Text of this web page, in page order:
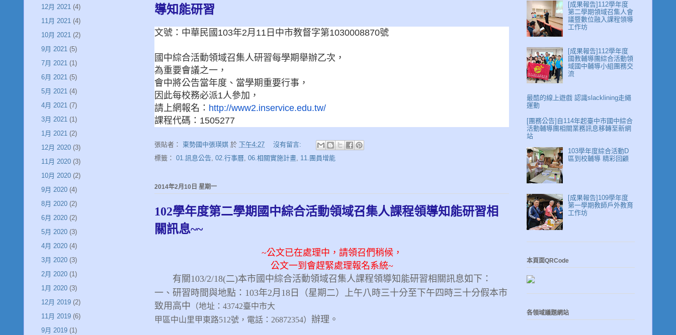
導知能研習
文號：中華民國103年2月11日中市教督字第1030008870號
國中綜合活動領域召集人研習每學期舉辦乙次，
為重要會議之一，
會中將公告當年度、當學期重要行事，
因此每校務必派1人參加，
請上網報名： http://www2.inservice.edu.tw/
課程代碼：1505277
張貼者： 東勢國中張瑛娸 於 下午4:27
沒有留言:
標籤： 01.訊息公告, 02.行事曆, 06.相關實施計畫, 11.團員增能
2014年2月10日 星期一
102學年度第二學期國中綜合活動領域召集人課程領導知能研習相
關訊息~~
~公文已在處理中，請領召們稍候，
公文一到會趕緊處理報名系統~
有關103/2/18(二)本市國中綜合活動領域召集人課程領導知能研習相關訊息如下：
一、 研習時間與地點：103年2月18日（星期二）
上午八時三十分至下午四時三十分假本市
致用高中 （地址： 43742臺中市大
甲區中山里甲東路512號，電話：26872354） 辦理。
12月 2021 (4)
11月 2021 (4)
10月 2021 (2)
9月 2021 (5)
7月 2021 (1)
6月 2021 (5)
5月 2021 (4)
4月 2021 (7)
3月 2021 (1)
1月 2021 (2)
12月 2020 (3)
11月 2020 (3)
10月 2020 (2)
9月 2020 (4)
8月 2020 (2)
6月 2020 (2)
5月 2020 (3)
4月 2020 (4)
3月 2020 (3)
2月 2020 (1)
1月 2020 (3)
12月 2019 (2)
11月 2019 (6)
9月 2019 (1)
[成果報告]112學年度
第二學期領域召集人會
議暨數位融入課程領導
工作坊
[成果報告]112學年度
國教輔導團綜合活動領
域國中輔導小組團務交
流
最酷的線上遊戲 認識slacklining走繩
運動
[團務公告]自114年起臺中市國中綜合
活動輔導團相關業務訊息移轉至新網
站
103學年度綜合活動D
區到校輔導 精彩回顧
[成果報告]109學年度
第一學期教師戶外教育
工作坊
本頁面QRCode
各領域議題網站